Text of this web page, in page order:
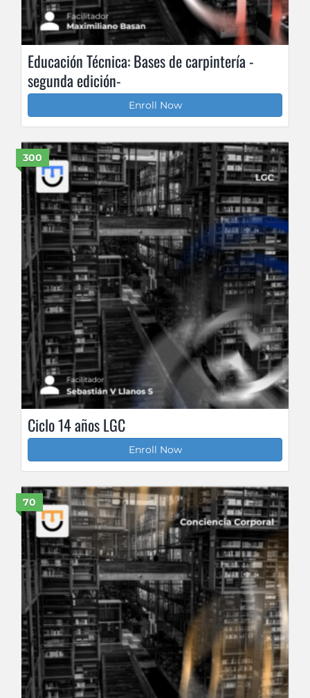
Educación Técnica: Bases de carpintería -
segunda edición-
Enroll Now
300
Ciclo 14 años LGC
Enroll Now
70